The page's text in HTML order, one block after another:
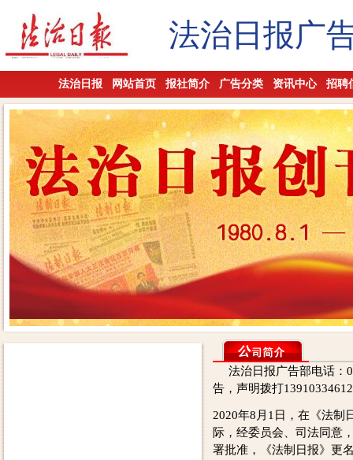
法治日报广
法治日报 网站首页 报社简介 广告分类 资讯中心 招聘
法治日报广告部电话：
告，声明拨打
2020年8月1日，在《法制
际，经委员会、司法同意
署批准，《法制日报》更